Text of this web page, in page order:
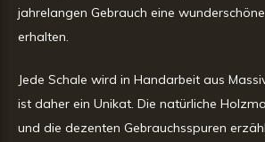
jahrelangen Gebrauch eine
erhalten.
Jede Schale wird in Handarbeit aus
ist daher ein Unikat. Die natürliche
und die dezenten Gebrauchsspuren